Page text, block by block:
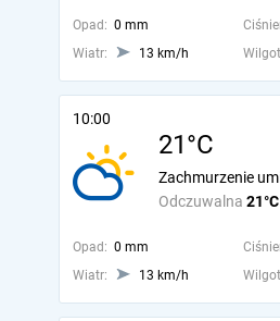
Opad: 0 mm
Wiatr:
13 km/h
10:00
21°C
Odczuwalna 21°C
Zachmurzenie
Opad: 0 mm
Wiatr:
13 km/h